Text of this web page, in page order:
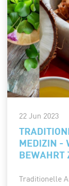
22 Jun 2023
MEDIZIN -
BEWAHRT
Traditionelle